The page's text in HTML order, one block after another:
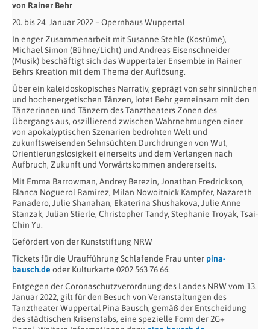
von Rainer Behr
20. bis 24. Januar 2022 – Opernhaus Wuppertal
In enger Zusammenarbeit mit Susanne Stehle (Kostüme),
Michael Simon (Bühne/Licht) und Andreas Eisenschneider
(Musik) beschäftigt sich das Wuppertaler Ensemble in Rainer
Behrs Kreation mit dem Thema der Auflösung.
Über ein kaleidoskopisches Narrativ, geprägt von sehr sinnlichen
und hochenergetischen Tänzen, lotet Behr gemeinsam mit den
Tänzerinnen und Tänzern des Tanztheaters Zonen des
Übergangs aus, oszillierend zwischen Wahrnehmungen einer
von apokalyptischen Szenarien bedrohten Welt und
zukunftsweisenden Sehnsüchten.Durchdrungen von Wut,
Orientierungslosigkeit einerseits und dem Verlangen nach
Aufbruch, Zukunft und Vorwärtskommen andererseits.
Mit Emma Barrowman, Andrey Berezin, Jonathan Fredrickson,
Blanca Noguerol Ramírez, Milan Nowoitnick Kampfer, Nazareth
Panadero, Julie Shanahan, Ekaterina Shushakova, Julie Anne
Stanzak, Julian Stierle, Christopher Tandy, Stephanie Troyak, Tsai-
Chin Yu.
Gefördert von der Kunststiftung NRW
Tickets für die Uraufführung Schlafende Frau unter pina-
bausch.de oder Kulturkarte 0202 563 76 66.
Entgegen der Coronaschutzverordnung des Landes NRW vom 13.
Januar 2022, gilt für den Besuch von Veranstaltungen des
Tanztheater Wuppertal Pina Bausch, gemäß der Entscheidung
des städtischen Krisenstabs, eine spezielle Form der 2G+